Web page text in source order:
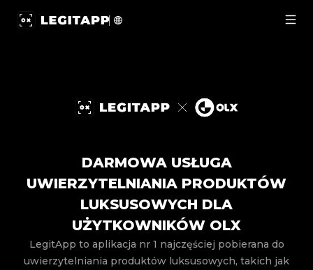
DARMOWA USŁUGA
UWIERZYTELNIANIA PRODUKTÓW
LUKSUSOWYCH DLA
UŻYTKOWNIKÓW OLX
LegitApp to aplikacja nr 1 najczęściej pobierana do
uwierzytelniania produktów luksusowych, takich jak